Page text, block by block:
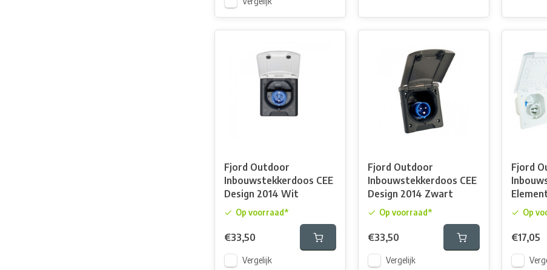
Fjord Outdoor
Inbouwstekkerdoos CEE
Design 2014 Wit
Op voorraad*
€33,50
Vergelijk
Fjord Outdoor
Inbouwstekkerdoos CEE
Design 2014 Zwart
Op voorraad*
€33,50
Vergelijk
Fjord
Op
€17,05